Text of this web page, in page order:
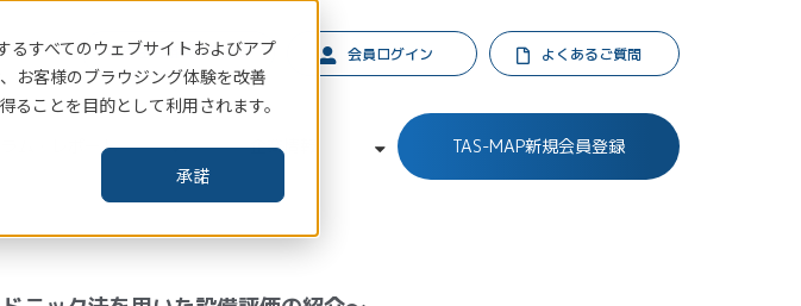
るすべてのウェブサイトおよびアプ
お客様のブラウジング体験を改善
ことを目的として利用されます。
承諾
賃貸住宅指標はこちら 会員ログイン よくあるご質問
ラム・レポート 企業情報 TAS-MAP新規会員登録